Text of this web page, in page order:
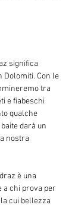
significa
Dolomiti. Con le
tra
e fiabeschi
qualche
darà un
nostra
è una
a chi prova per
cui bellezza